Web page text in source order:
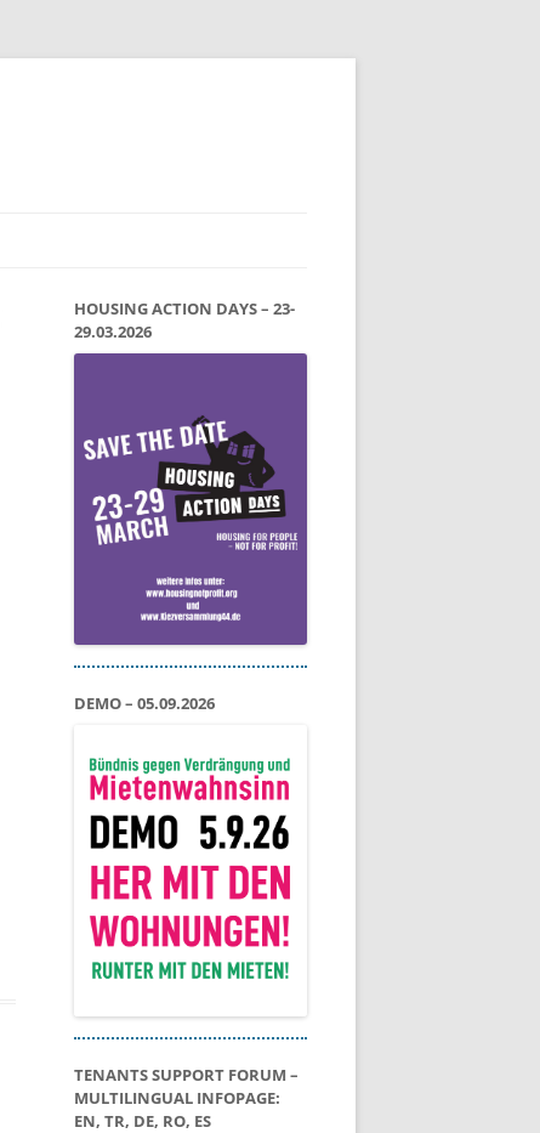
HOUSING ACTION DAYS – 23-
29.03.2026
DEMO – 05.09.2026
TENANTS SUPPORT FORUM –
MULTILINGUAL INFOPAGE:
EN, TR, DE, RO, ES